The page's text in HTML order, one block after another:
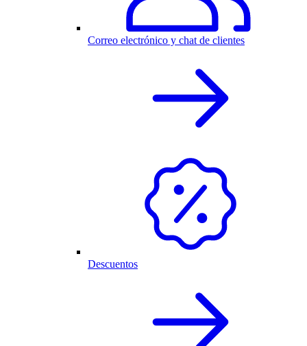
Correo electrónico y chat de clientes
Descuentos